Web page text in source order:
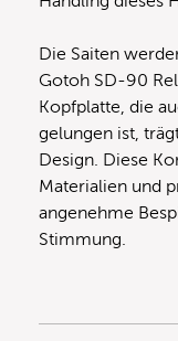
Die Saiten
Gotoh SD-90
Kopfplatte, die
gelungen ist,
Design. Diese
Materialien und
angenehme
Stimmung.